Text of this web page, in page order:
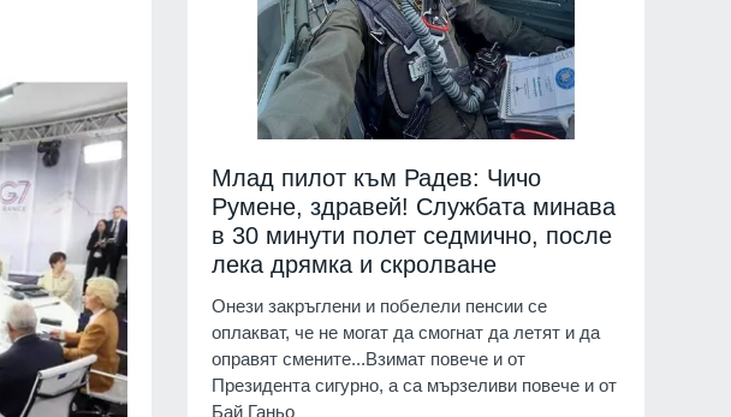
Млад пилот към Радев: Чичо
Румене, здравей! Службата минава
в 30 минути полет седмично, после
лека дрямка и скролване
Онези закръглени и побелели пенсии се
оплакват, че не могат да смогнат да летят и да
оправят смените...Взимат повече и от
Президента сигурно, а са мързеливи повече и от
Бай Ганьо